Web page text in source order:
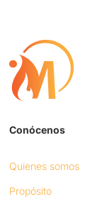
Conócenos
Quienes somos
Propósito